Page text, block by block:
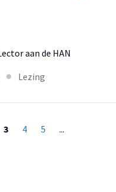
aan de HAN
Lezing
3 4 5 ...